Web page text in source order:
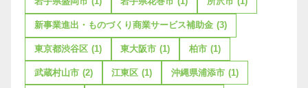
新事業進出・ものづくり商業サービス補助金 (3)
東京都渋谷区 (1) 東大阪市 (1) 柏市 (1)
武蔵村山市 (2) 江東区 (1) 沖縄県浦添市 (1)